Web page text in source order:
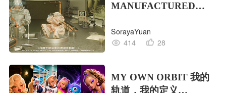
MANUFACTURED
的工业版本
SorayaYuan
414
28
MY OWN ORBIT 我的
轨道，我的定义